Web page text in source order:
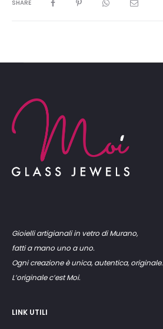
SHARE
Gioielli artigianali in vetro di Murano,
fatti a mano uno a uno.
Ogni creazione è unica, autentica, originale.
L’originale c’est Moi.
LINK UTILI